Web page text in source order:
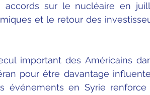
accords sur le nucléaire en
et le retour des
important des Américains
pour être davantage
événements en Syrie renforce